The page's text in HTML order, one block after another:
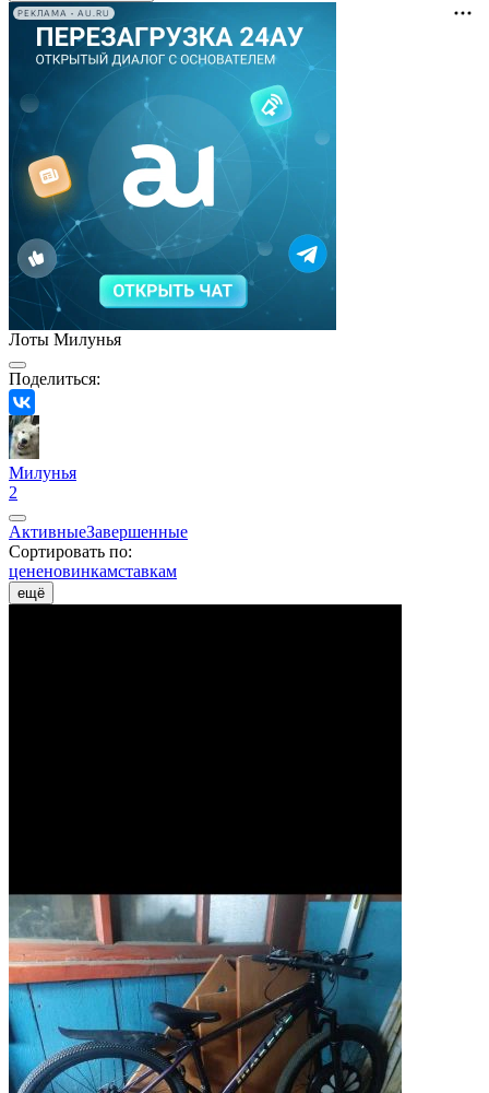
РЕКЛАМА • AU.RU
Лоты Милунья
Поделиться:
Милунья
2
АктивныеЗавершенные
Сортировать по:
цененовинкамставкам
ещё